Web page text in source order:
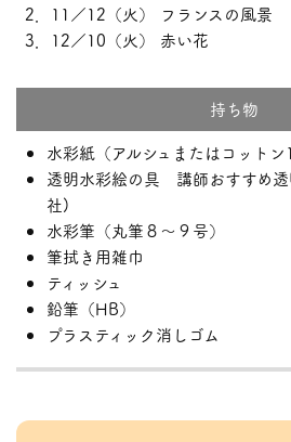
2．11／12（火） フランスの風景
3．12／10（火） 赤い花
持ち物
水彩紙（アルシュまたはコット
透明水彩絵の具 講師おすすめ
社)
水彩筆（丸筆８～９号）
筆拭き用雑巾
ティッシュ
鉛筆（HB）
プラスティック消しゴム